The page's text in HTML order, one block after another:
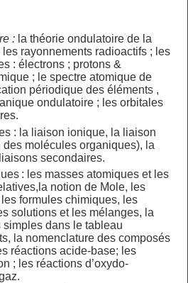
:la théorie ondulatoire de la
les rayonnements radioactifs ; les
: électrons ; protons &
; le spectre atomique de
périodique des éléments ,
ondulatoire ; les orbitales
: la liaison ionique, la liaison
des molécules organiques), la
secondaires.
: les masses atomiques et les
notion de Mole, les
formules chimiques, les
solutions et les mélanges, la
dans le tableau
la nomenclature des composés
réactions acide-base; les
; les réactions d’oxydo-